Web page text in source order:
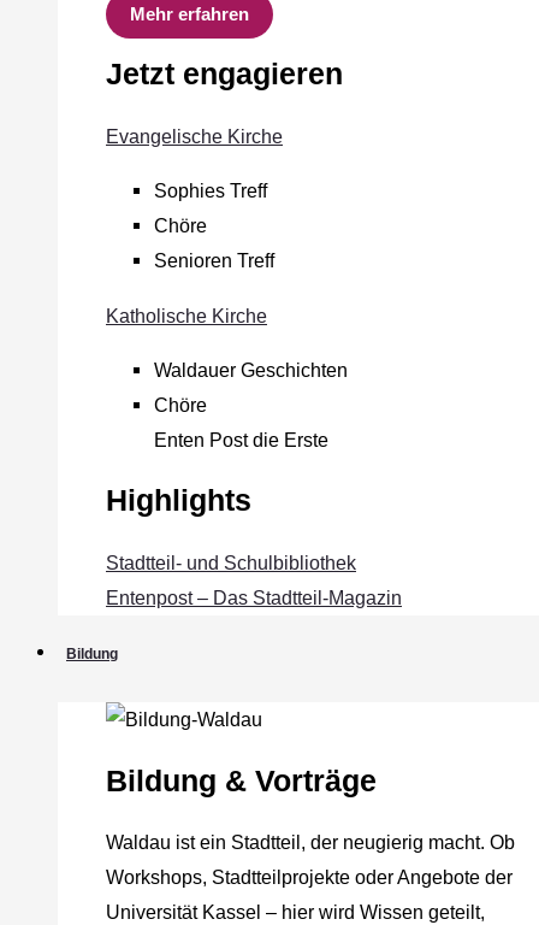
Mehr erfahren
Jetzt engagieren
Evangelische Kirche
Sophies Treff
Chöre
Senioren Treff
Katholische Kirche
Waldauer Geschichten
Chöre
Enten Post die Erste
Highlights
Stadtteil- und Schulbibliothek
Entenpost – Das Stadtteil-Magazin
Bildung
Bildung & Vorträge
Waldau ist ein Stadtteil, der neugierig macht. Ob
Workshops, Stadtteilprojekte oder Angebote der
Universität Kassel – hier wird Wissen geteilt,